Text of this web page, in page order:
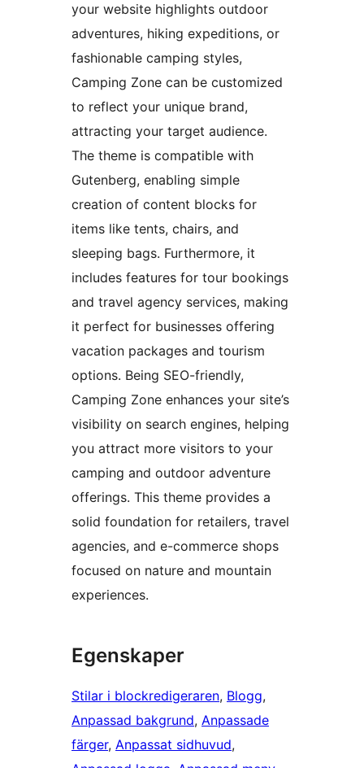
your website highlights outdoor
adventures, hiking expeditions, or
fashionable camping styles,
Camping Zone can be customized
to reflect your unique brand,
attracting your target audience.
The theme is compatible with
Gutenberg, enabling simple
creation of content blocks for
items like tents, chairs, and
sleeping bags. Furthermore, it
includes features for tour bookings
and travel agency services, making
it perfect for businesses offering
vacation packages and tourism
options. Being SEO-friendly,
Camping Zone enhances your site’s
visibility on search engines, helping
you attract more visitors to your
camping and outdoor adventure
offerings. This theme provides a
solid foundation for retailers, travel
agencies, and e-commerce shops
focused on nature and mountain
experiences.
Egenskaper
Stilar i blockredigeraren, Blogg
Anpassad bakgrund, Anpassade
färger, Anpassat sidhuvud